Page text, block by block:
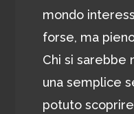
mondo
forse, ma
Chi si sarebbe
una semplice
potuto